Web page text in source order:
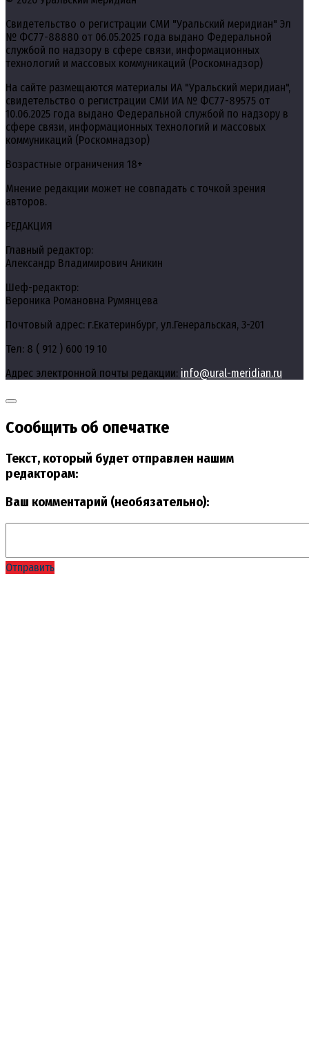
Свидетельство о регистрации СМИ "Уральский меридиан" Эл
№ ФС77-88880 от 06.05.2025 года выдано Федеральной
службой по надзору в сфере связи, информационных
технологий и массовых коммуникаций (Роскомнадзор)
На сайте размещаются материалы ИА "Уральский меридиан",
свидетельство о регистрации СМИ ИА № ФС77-89575 от
10.06.2025 года выдано Федеральной службой по надзору в
сфере связи, информационных технологий и массовых
коммуникаций (Роскомнадзор)
Возрастные ограничения 18+
Мнение редакции может не совпадать с точкой зрения
авторов.
РЕДАКЦИЯ
Главный редактор:
Александр Владимирович Аникин
Шеф-редактор:
Вероника Романовна Румянцева
Почтовый адрес: г.Екатеринбург, ул.Генеральская, 3-201
Тел: 8 ( 912 ) 600 19 10
Адрес электронной почты редакции: info@ural-meridian.ru
Сообщить об опечатке
Текст, который будет отправлен нашим
редакторам:
Ваш комментарий (необязательно):
Отправить